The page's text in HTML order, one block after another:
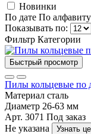
Новинки
По дате По алфавиту
Показывать по:
Фильтр Категории
Быстрый просмотр
Пилы кольцевые по
Материал сталь
Диаметр 26-63 мм
Арт. 3071 Под заказ
Не указана
Узнать